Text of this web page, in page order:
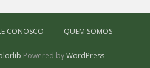
CONOSCO QUEM SOMOS
Powered byWordPress